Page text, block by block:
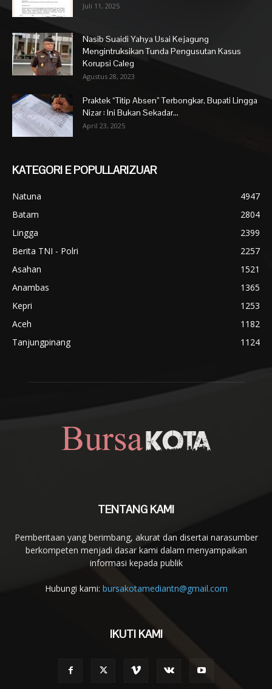
Juli 11, 2025
Nasib Suaidi Yahya Usai Kejagung
Mengintruksikan Tunda Pengusutan Kasus
Korupsi Caleg
Agustus 28, 2023
Praktek “Titip Absen” Terbongkar, Bupati Lingga
Nizar : Ini Bukan Sekadar...
April 23, 2025
KATEGORI E POPULLARIZUAR
Natuna
4947
Batam
2804
Lingga
2399
Berita TNI - Polri
2257
Asahan
1521
Anambas
1365
Kepri
1253
Aceh
1182
Tanjungpinang
1124
TENTANG KAMI
Pemberitaan yang berimbang, akurat dan disertai narasumber
berkompeten menjadi dasar kami dalam menyampaikan
informasi kepada publik
Hubungi kami: bursakotamediantn@gmail.com
IKUTI KAMI